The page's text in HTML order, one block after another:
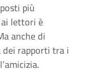
più
lettori è
anche di
rapporti tra i